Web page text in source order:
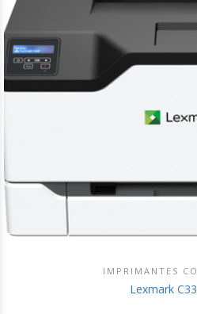
DÉCOUVRIR CE
IMPRIMANTES
Lexmark